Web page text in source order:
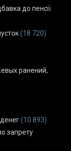
до пенсії
(18 720)
ранений,
(10 893)
запрету